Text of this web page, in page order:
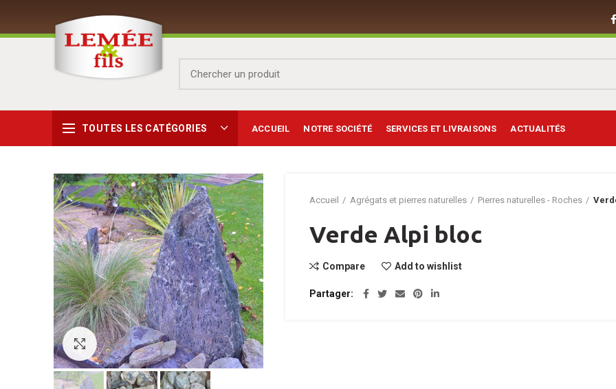
TOUTES LES CATÉGORIES ACCUEIL NOTRE SOCIÉTÉ SERVICES ET LIVRAISONS ACTUALITÉS
Click to enlarge
Accueil Agrégats et pierres naturelles Pierres naturelles - Roches
Verde Alpi bloc
Compare Add to wishlist
Partager